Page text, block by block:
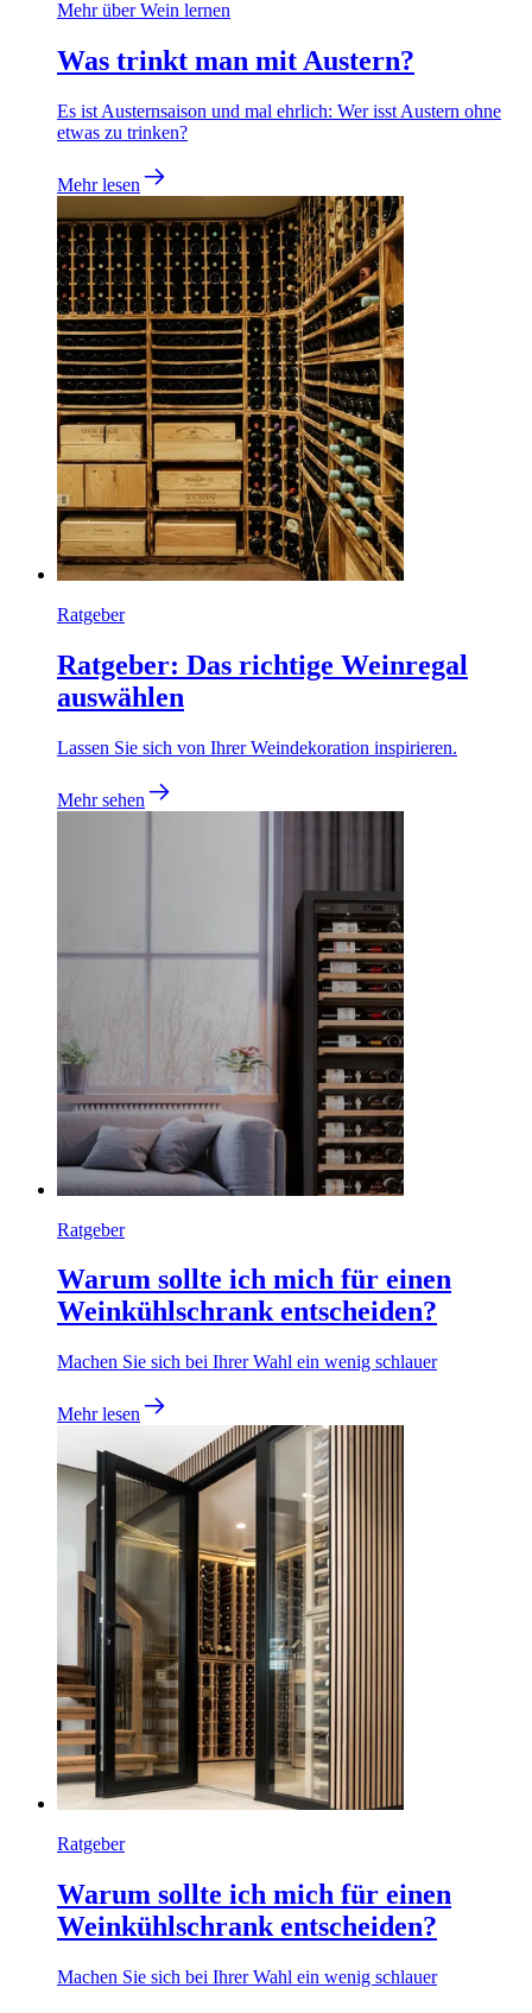
Mehr über Wein lernen
Was trinkt man mit Austern?
Es ist Austernsaison und mal ehrlich: Wer isst Austern ohne
etwas zu trinken?
Mehr lesen
Ratgeber
Ratgeber: Das richtige Weinregal
auswählen
Lassen Sie sich von Ihrer Weindekoration inspirieren.
Mehr sehen
Ratgeber
Warum sollte ich mich für einen
Weinkühlschrank entscheiden?
Machen Sie sich bei Ihrer Wahl ein wenig schlauer
Mehr lesen
Ratgeber
Warum sollte ich mich für einen
Weinkühlschrank entscheiden?
Machen Sie sich bei Ihrer Wahl ein wenig schlauer